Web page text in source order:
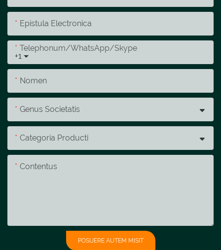
Epistula Electronica
+1
Telephonum/whatsApp/skype
Nomen
Genus Societatis
Categoria Producti
Contentus
POSUERE AUTEM MISIT